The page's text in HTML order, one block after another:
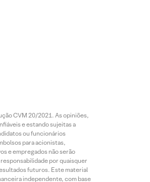
CVM 20/2021. As opiniões,
e estando sujeitas a
ou funcionários
para acionistas,
e empregados não serão
por quaisquer
futuros. Este material
independente, com base